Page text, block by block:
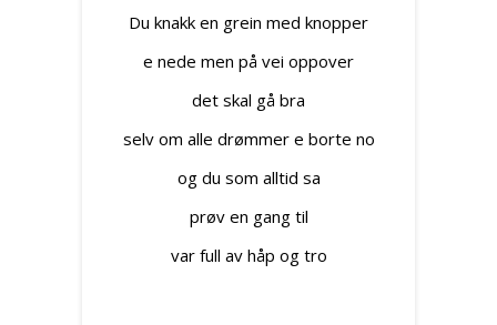
Du knakk en grein med knopper
e nede men på vei oppover
det skal gå bra
selv om alle drømmer e borte no
og du som alltid sa
prøv en gang til
var full av håp og tro